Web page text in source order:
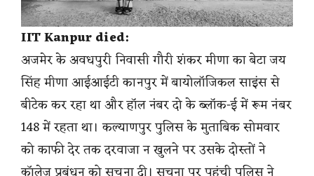
IIT Kanpur died:
अजमेर के अवधपुरी निवासी गौरी शंकर मीणा का बेटा जय
सिंह मीणा आईआईटी कानपुर में बायोलॉजिकल साइंस से
बीटेक कर रहा था और हॉल नंबर दो के ब्लॉक-ई में रूम नंबर
148 में रहता था। कल्याणपुर पुलिस के मुताबिक सोमवार
को काफी देर तक दरवाजा न खुलने पर उसके दोस्तों ने